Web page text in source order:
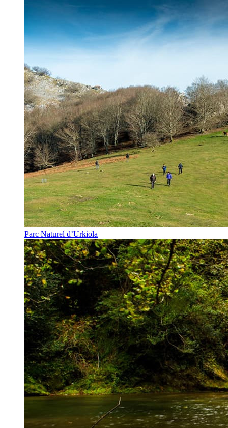
Parc Naturel d’Urkiola